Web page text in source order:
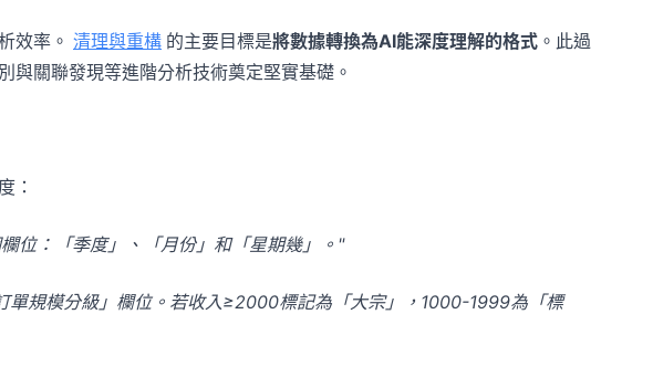
效率。 清理與重構 的主要目標是將數據轉換為AI能深度理解的格式 。此過
與關聯發現等進階分析技術奠定堅實基礎。
：
位：「季度」、「月份」和「星期幾」。"
單規模分級」欄位。若收入≥2000標記為「大宗」，1000-1999為「標